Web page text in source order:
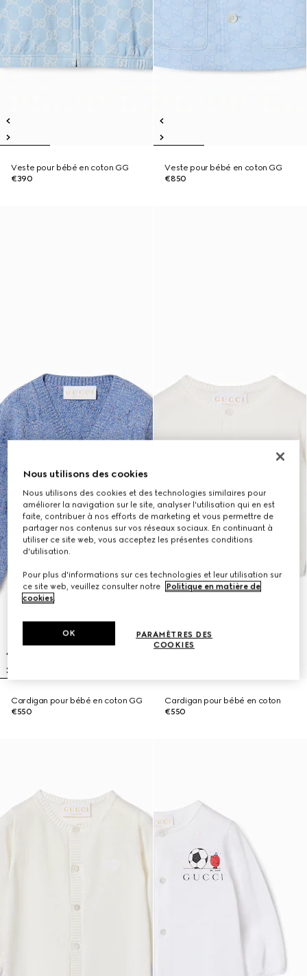
Veste pour bébé en coton GG
€390
Veste pour bébé en coton GG
€850
Cardigan pour bébé en coton GG
€550
Cardigan pour bébé en coton
€550
Nous utilisons des cookies
Nous utilisons des cookies et des technologies similaires pour
améliorer la navigation sur le site, analyser l'utilisation qui en est
faite, contribuer à nos efforts de marketing et vous permettre de
partager nos contenus sur vos réseaux sociaux. En continuant à
utiliser ce site web, vous acceptez les présentes conditions
d'utilisation.
Pour plus d'informations sur ces technologies et leur utilisation sur
ce site web, veuillez consulter notre
Politique en matière de
cookies.
PARAMÈTRES DES
COOKIES
OK